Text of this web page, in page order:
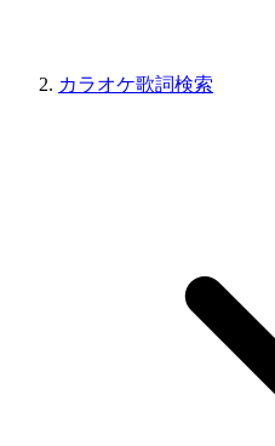
カラオケ歌詞検索